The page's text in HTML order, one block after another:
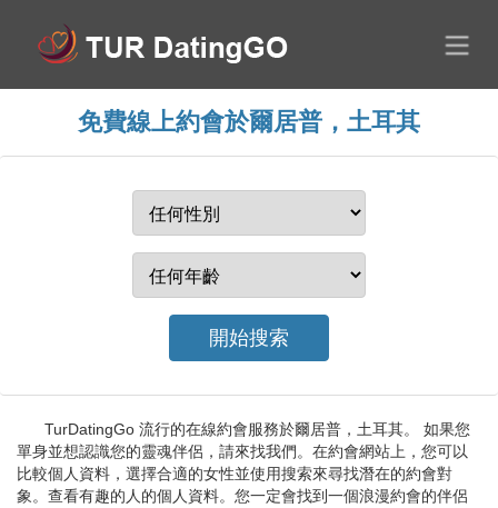
免費線上約會於爾居普，土耳其
TurDatingGo 流行的在線約會服務於爾居普，土耳其。 如果您
單身並想認識您的靈魂伴侶，請來找我們。在約會網站上，您可以
比較個人資料，選擇合適的女性並使用搜索來尋找潛在的約會對
象。查看有趣的人的個人資料。您一定會找到一個浪漫約會的伴侶